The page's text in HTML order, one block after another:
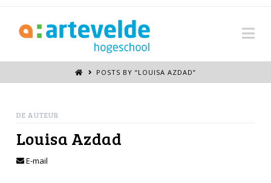
POSTS BY “LOUISA AZDAD”
DE AUTEUR
Louisa Azdad
E-mail